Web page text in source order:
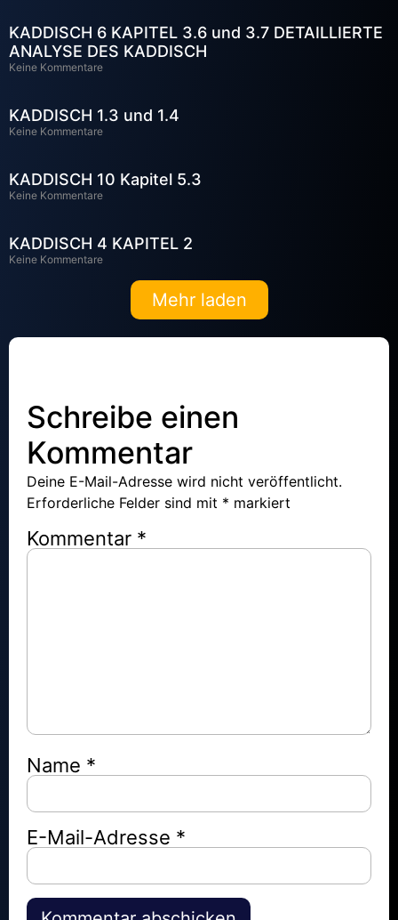
KADDISCH 6 KAPITEL 3.6 und 3.7 DETAILLIERTE
ANALYSE DES KADDISCH
Keine Kommentare
KADDISCH 1.3 und 1.4
Keine Kommentare
KADDISCH 10 Kapitel 5.3
Keine Kommentare
KADDISCH 4 KAPITEL 2
Keine Kommentare
Mehr laden
Schreibe einen
Kommentar
Deine E-Mail-Adresse wird nicht veröffentlicht.
Erforderliche Felder sind mit * markiert
Kommentar *
Name *
E-Mail-Adresse *